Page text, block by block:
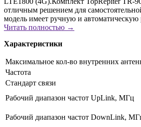
отличным решением для
модель имеет ручную и автоматическую
Читать полностью →
Характеристики
Максимальное кол-во внутренних
Частота
Стандарт связи
Рабочий диапазон частот UpLink, МГц
Рабочий диапазон частот DownLink,